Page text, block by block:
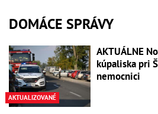
DOMÁCE SPRÁVY
AKTUALIZOVANÉ
AKTUÁLNE
kúpaliska pri
nemocnici